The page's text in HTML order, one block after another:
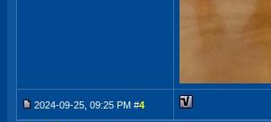
2024-09-25, 09:25 PM #4